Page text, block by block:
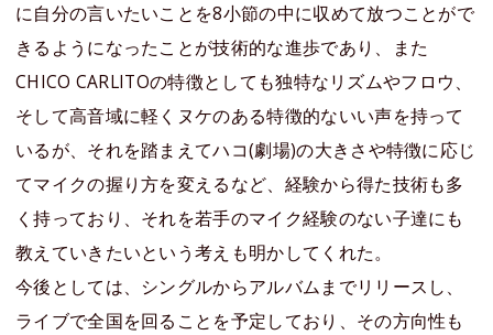
に自分の言いたいことを8小節の中に収めて放つことがで
きるようになったことが技術的な進歩であり、また
CHICO CARLITOの特徴としても独特なリズムやフロウ、
そして高音域に軽くヌケのある特徴的ないい声を持って
いるが、それを踏まえてハコ(劇場)の大きさや特徴に応じ
てマイクの握り方を変えるなど、経験から得た技術も多
く持っており、それを若手のマイク経験のない子達にも
教えていきたいという考えも明かしてくれた。
今後としては、シングルからアルバムまでリリースし、
ライブで全国を回ることを予定しており、その方向性も